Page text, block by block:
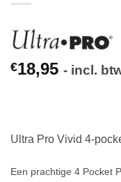
€18,95 - incl.
Ultra Pro Vivid 4-
Een prachtige 4 Pocket